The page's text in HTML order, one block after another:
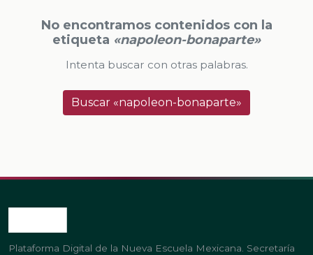
No encontramos contenidos con la
etiqueta «napoleon-bonaparte»
Intenta buscar con otras palabras.
Buscar «napoleon-bonaparte»
Plataforma Digital de la Nueva Escuela Mexicana. Secretaría